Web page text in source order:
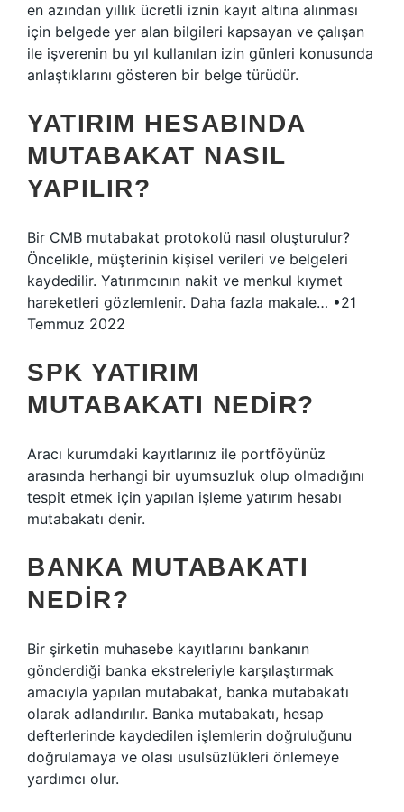
en azından yıllık ücretli iznin kayıt altına alınması
için belgede yer alan bilgileri kapsayan ve çalışan
ile işverenin bu yıl kullanılan izin günleri konusunda
anlaştıklarını gösteren bir belge türüdür.
YATIRIM HESABINDA
MUTABAKAT NASIL
YAPILIR?
Bir CMB mutabakat protokolü nasıl oluşturulur?
Öncelikle, müşterinin kişisel verileri ve belgeleri
kaydedilir. Yatırımcının nakit ve menkul kıymet
hareketleri gözlemlenir. Daha fazla makale… •21
Temmuz 2022
SPK YATIRIM
MUTABAKATI NEDIR?
Aracı kurumdaki kayıtlarınız ile portföyünüz
arasında herhangi bir uyumsuzluk olup olmadığını
tespit etmek için yapılan işleme yatırım hesabı
mutabakatı denir.
BANKA MUTABAKATI
NEDIR?
Bir şirketin muhasebe kayıtlarını bankanın
gönderdiği banka ekstreleriyle karşılaştırmak
amacıyla yapılan mutabakat, banka mutabakatı
olarak adlandırılır. Banka mutabakatı, hesap
defterlerinde kaydedilen işlemlerin doğruluğunu
doğrulamaya ve olası usulsüzlükleri önlemeye
yardımcı olur.